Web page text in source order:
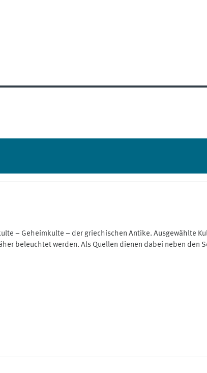
– Geheimkulte – der griechischen Antike. Ausgewählte
beleuchtet werden. Als Quellen dienen dabei neben den